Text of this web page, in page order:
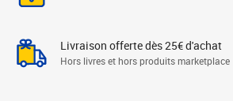
Livraison offerte dès 25€ d'achat
Hors livres et hors produits marketplace